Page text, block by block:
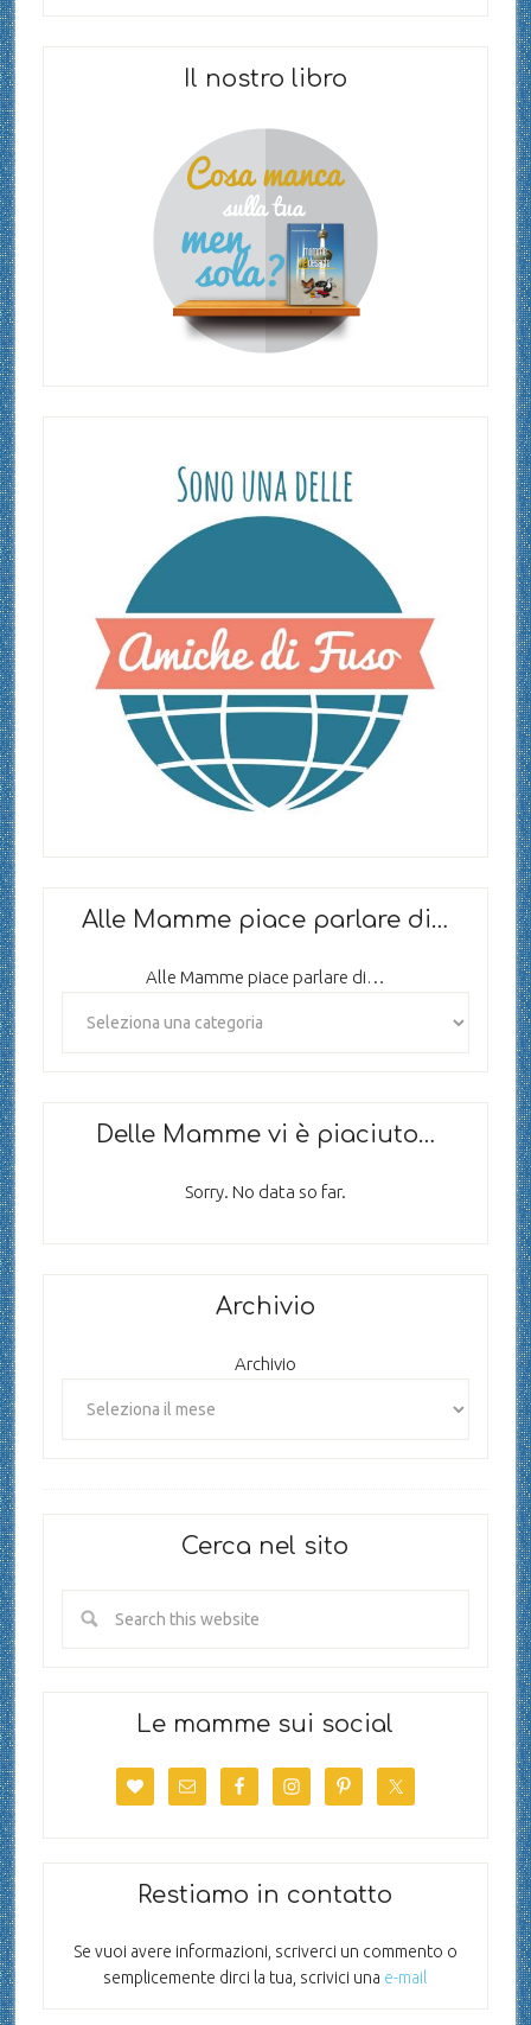
Il nostro libro
Alle Mamme piace parlare di…
Alle Mamme piace parlare di…
Delle Mamme vi è piaciuto…
Sorry. No data so far.
Archivio
Archivio
Cerca nel sito
Le mamme sui social
Restiamo in contatto
Se vuoi avere informazioni, scriverci un commento o
semplicemente dirci la tua, scrivici una e-mail